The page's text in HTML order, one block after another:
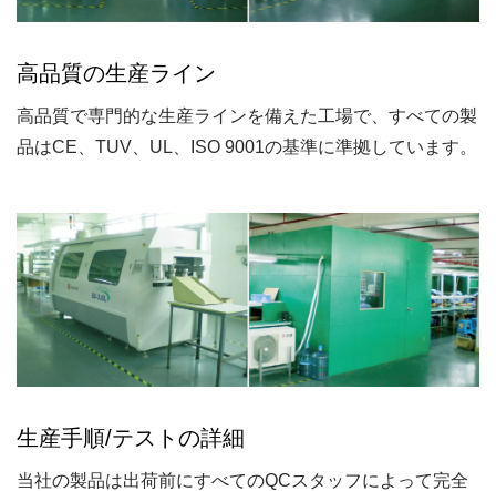
高品質の生産ライン
高品質で専門的な生産ラインを備えた工場で、すべての製
品はCE、TUV、UL、ISO 9001の基準に準拠しています。
生産手順/テストの詳細
当社の製品は出荷前にすべてのQCスタッフによって完全